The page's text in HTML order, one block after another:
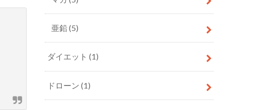
亜鉛(5)
ダイエット (1)
ドローン (1)